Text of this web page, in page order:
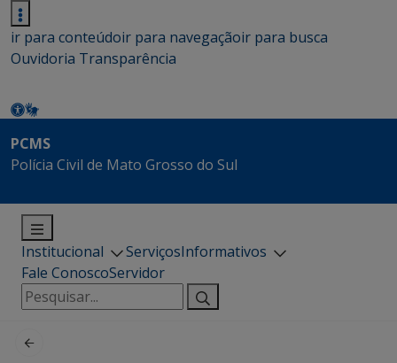
ir para conteúdoir para navegaçãoir para busca
Ouvidoria Transparência
PCMS
Polícia Civil de Mato Grosso do Sul
Institucional ServiçosInformativos
Fale ConoscoServidor
Pesquisar
por: